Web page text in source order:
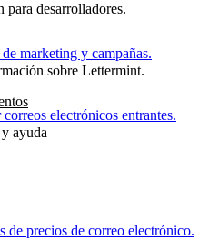
para desarrolladores.
sobre Lettermint.
ayuda
marketing y campañas.
electrónicos entrantes.
de precios de correo electrónico.